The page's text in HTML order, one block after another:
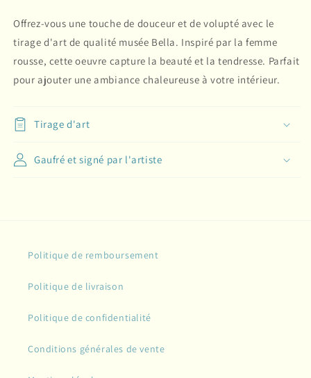
Offrez-vous une touche de douceur et de volupté avec le
tirage d'art de qualité musée Bella. Inspiré par la femme
rousse, cette oeuvre capture la beauté et la tendresse. Parfait
pour ajouter une ambiance chaleureuse à votre intérieur.
Tirage d'art
Gaufré et signé par l'artiste
Politique de remboursement
Politique de livraison
Politique de confidentialité
Conditions générales de vente